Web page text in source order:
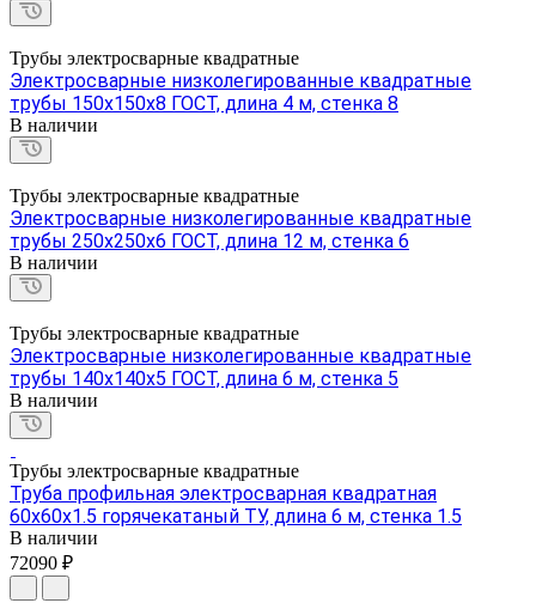
Трубы электросварные квадратные
Электросварные низколегированные квадратные
трубы 150х150х8 ГОСТ, длина 4 м, стенка 8
В наличии
Трубы электросварные квадратные
Электросварные низколегированные квадратные
трубы 250х250х6 ГОСТ, длина 12 м, стенка 6
В наличии
Трубы электросварные квадратные
Электросварные низколегированные квадратные
трубы 140х140х5 ГОСТ, длина 6 м, стенка 5
В наличии
Трубы электросварные квадратные
Труба профильная электросварная квадратная
60х60х1.5 горячекатаный ТУ, длина 6 м, стенка 1.5
В наличии
72090 ₽